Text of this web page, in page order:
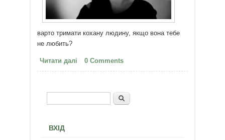
варто тримати кохану людину, якщо вона тебе
не любить?
Читати далі про Якщо любиш - вмій
відпустити
0 Comments
Пошукова форма
Пошук
ВХІД